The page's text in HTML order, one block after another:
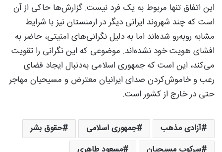
این اتفاق تنها مربوط به یک فرد نیست. گزارش‌ها حاکی از آن
است که چند شهروند ایرانی دیگر در ارمنستان نیز با شرایط
مشابه روبه‌رو شده‌اند اما به دلیل نگرانی‌های امنیتی، حاضر به
افشای هویت خود نشده‌اند. موضوعی که این نگرانی را تقویت
می‌کند، این است که جمهوری اسلامی به‌دنبال ایجاد فضای
رعب و خاموش‌کردن صدای ایرانیان معترض و مسیحیان مهاجر
حتی در خارج از کشور است.
آزادی مذهب جمهوری اسلامی
حقوق بشر